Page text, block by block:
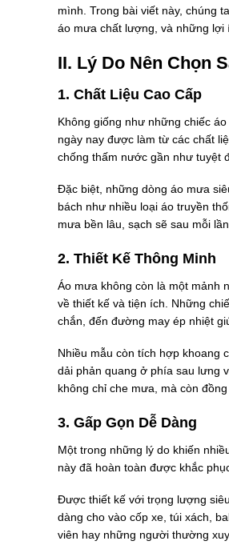
mình. Trong bài viết này, chúng
áo mưa chất lượng, và những lợi
II. Lý Do Nên Chọn
1. Chất Liệu Cao Cấp
Không giống như những chiếc
ngày nay được làm từ các chất
chống thấm nước gần như tuyệt
Đặc biệt, những dòng áo mưa
bách như nhiều loại áo truyền
mưa bền lâu, sạch sẽ sau mỗi lần
2. Thiết Kế Thông Minh
Áo mưa không còn là một mảnh
về thiết kế và tiện ích. Những
chắn, đến đường may ép nhiệt
Nhiều mẫu còn tích hợp khoang
dải phản quang ở phía sau lưng
không chỉ che mưa, mà còn
3. Gấp Gọn Dễ Dàng
Một trong những lý do khiến
này đã hoàn toàn được khắc
Được thiết kế với trọng lượng
dàng cho vào cốp xe, túi xách,
viên hay những người thường